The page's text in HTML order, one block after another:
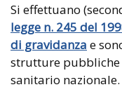
Si effettuano
legge n. 245 del
di gravidanza e
strutture pubbliche
sanitario nazionale.